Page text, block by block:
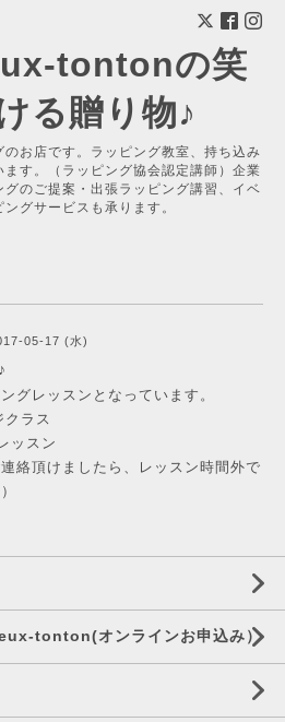
tontonの笑
る贈り物♪
お店です。ラッピング教室、持ち込み
す。（ラッピング協会認定講師）企業
のご提案・出張ラッピング講習、イベ
グサービスも承ります。
05-17 (水)
グレッスンとなっています。
ラス
ッスン
絡頂けましたら、レッスン時間外で
tonton(オンラインお申込み）